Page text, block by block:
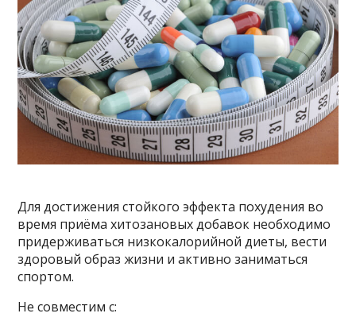
Для достижения стойкого эффекта похудения во
время приёма хитозановых добавок необходимо
придерживаться низкокалорийной диеты, вести
здоровый образ жизни и активно заниматься
спортом.
Не совместим с: